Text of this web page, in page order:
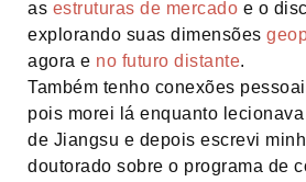
as estruturas de mercado e o
explorando suas dimensões
agora e no futuro distante.
Também tenho conexões
pois morei lá enquanto
de Jiangsu e depois escrevi
doutorado sobre o programa de